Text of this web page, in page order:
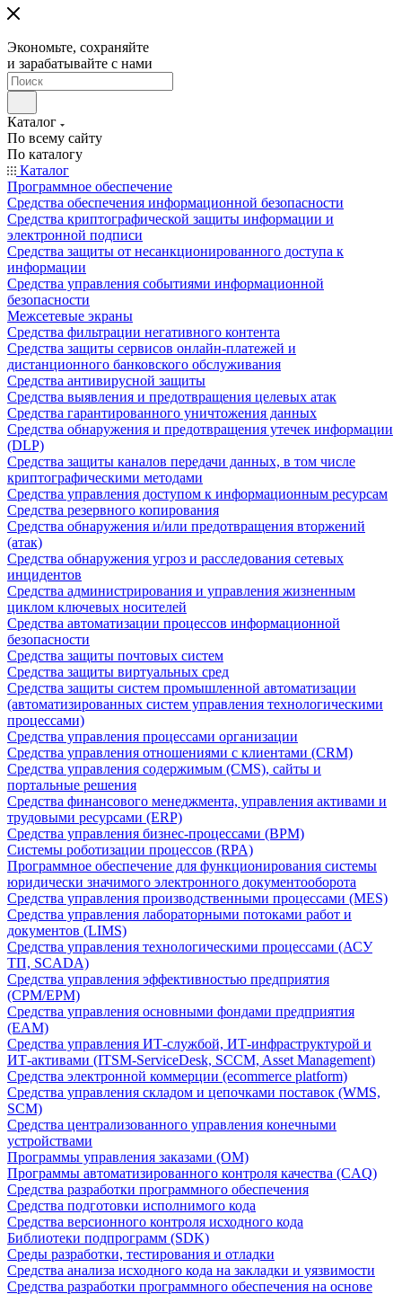
Экономьте, сохраняйте
и зарабатывайте с нами
Каталог
По всему сайту
По каталогу
Каталог
Программное обеспечение
Средства обеспечения информационной безопасности
Средства криптографической защиты информации и
электронной подписи
Средства защиты от несанкционированного доступа к
информации
Средства управления событиями информационной
безопасности
Межсетевые экраны
Средства фильтрации негативного контента
Средства защиты сервисов онлайн-платежей и
дистанционного банковского обслуживания
Средства антивирусной защиты
Средства выявления и предотвращения целевых атак
Средства гарантированного уничтожения данных
Средства обнаружения и предотвращения утечек информации
(DLP)
Средства защиты каналов передачи данных, в том числе
криптографическими методами
Средства управления доступом к информационным ресурсам
Средства резервного копирования
Средства обнаружения и/или предотвращения вторжений
(атак)
Средства обнаружения угроз и расследования сетевых
инцидентов
Средства администрирования и управления жизненным
циклом ключевых носителей
Средства автоматизации процессов информационной
безопасности
Средства защиты почтовых систем
Средства защиты виртуальных сред
Средства защиты систем промышленной автоматизации
(автоматизированных систем управления технологическими
процессами)
Средства управления процессами организации
Средства управления отношениями с клиентами (CRM)
Средства управления содержимым (CMS), сайты и
портальные решения
Средства финансового менеджмента, управления активами и
трудовыми ресурсами (ERP)
Средства управления бизнес-процессами (BPM)
Системы роботизации процессов (RPA)
Программное обеспечение для функционирования системы
юридически значимого электронного документооборота
Средства управления производственными процессами (MES)
Средства управления лабораторными потоками работ и
документов (LIMS)
Средства управления технологическими процессами (АСУ
ТП, SCADA)
Средства управления эффективностью предприятия
(CPM/EPM)
Средства управления основными фондами предприятия
(EAM)
Средства управления ИТ-службой, ИТ-инфраструктурой и
ИТ-активами (ITSM-ServiceDesk, SCCM, Asset Management)
Средства электронной коммерции (ecommerce platform)
Средства управления складом и цепочками поставок (WMS,
SCM)
Средства централизованного управления конечными
устройствами
Программы управления заказами (OM)
Программы автоматизированного контроля качества (CAQ)
Средства разработки программного обеспечения
Средства подготовки исполнимого кода
Средства версионного контроля исходного кода
Библиотеки подпрограмм (SDK)
Среды разработки, тестирования и отладки
Средства анализа исходного кода на закладки и уязвимости
Средства разработки программного обеспечения на основе